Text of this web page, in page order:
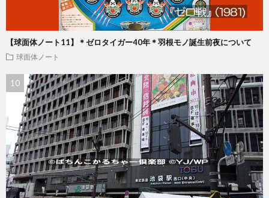
【球面体ノート11】＊ゼロタイガー40年＊羽根モノ誕生前夜について
球面体ノート